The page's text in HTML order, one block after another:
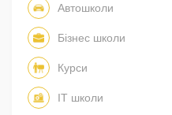
Автошколи
Бізнес школи
Курси
IT школи